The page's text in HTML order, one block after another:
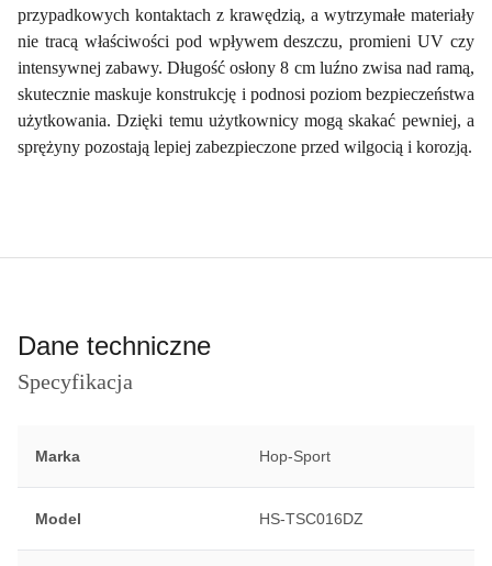
przypadkowych kontaktach z krawędzią, a wytrzymałe materiały
nie tracą właściwości pod wpływem deszczu, promieni UV czy
intensywnej zabawy. Długość osłony 8 cm luźno zwisa nad ramą,
skutecznie maskuje konstrukcję i podnosi poziom bezpieczeństwa
użytkowania. Dzięki temu użytkownicy mogą skakać pewniej, a
sprężyny pozostają lepiej zabezpieczone przed wilgocią i korozją.
Dane techniczne
Specyfikacja
Marka Hop-Sport
Model HS-TSC016DZ